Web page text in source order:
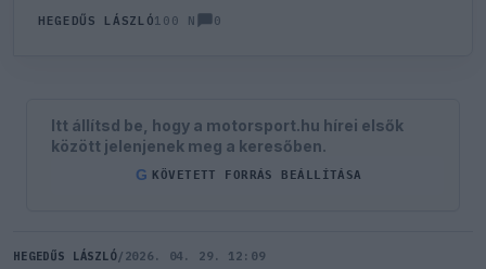
HEGEDŰS LÁSZLÓ100 N 0
Itt állítsd be, hogy a motorsport.hu hírei elsők
között jelenjenek meg a keresőben.
G KÖVETETT FORRÁS BEÁLLÍTÁSA
HEGEDŰS LÁSZLÓ/ 2026. 04. 29. 12:09